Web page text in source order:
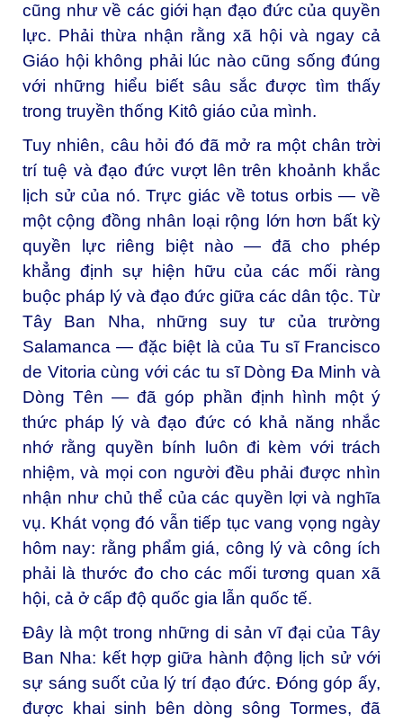
cũng như về các giới hạn đạo đức của quyền
lực. Phải thừa nhận rằng xã hội và ngay cả
Giáo hội không phải lúc nào cũng sống đúng
với những hiểu biết sâu sắc được tìm thấy
trong truyền thống Kitô giáo của mình.
Tuy nhiên, câu hỏi đó đã mở ra một chân trời
trí tuệ và đạo đức vượt lên trên khoảnh khắc
lịch sử của nó. Trực giác về totus orbis — về
một cộng đồng nhân loại rộng lớn hơn bất kỳ
quyền lực riêng biệt nào — đã cho phép
khẳng định sự hiện hữu của các mối ràng
buộc pháp lý và đạo đức giữa các dân tộc. Từ
Tây Ban Nha, những suy tư của trường
Salamanca — đặc biệt là của Tu sĩ Francisco
de Vitoria cùng với các tu sĩ Dòng Đa Minh và
Dòng Tên — đã góp phần định hình một ý
thức pháp lý và đạo đức có khả năng nhắc
nhớ rằng quyền bính luôn đi kèm với trách
nhiệm, và mọi con người đều phải được nhìn
nhận như chủ thể của các quyền lợi và nghĩa
vụ. Khát vọng đó vẫn tiếp tục vang vọng ngày
hôm nay: rằng phẩm giá, công lý và công ích
phải là thước đo cho các mối tương quan xã
hội, cả ở cấp độ quốc gia lẫn quốc tế.
Đây là một trong những di sản vĩ đại của Tây
Ban Nha: kết hợp giữa hành động lịch sử với
sự sáng suốt của lý trí đạo đức. Đóng góp ấy,
được khai sinh bên dòng sông Tormes, đã